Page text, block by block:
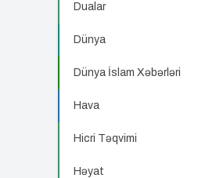
Dualar
Dünya
Dünya İslam Xəbərləri
Hava
Hicri Təqvimi
Həyat